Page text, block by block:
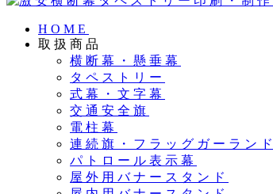
HOME
取扱商品
横断幕・懸垂幕
タペストリー
式幕・文字幕
交通安全旗
電柱幕
連続旗・フラッグガーランド
パトロール表示幕
屋外用バナースタンド